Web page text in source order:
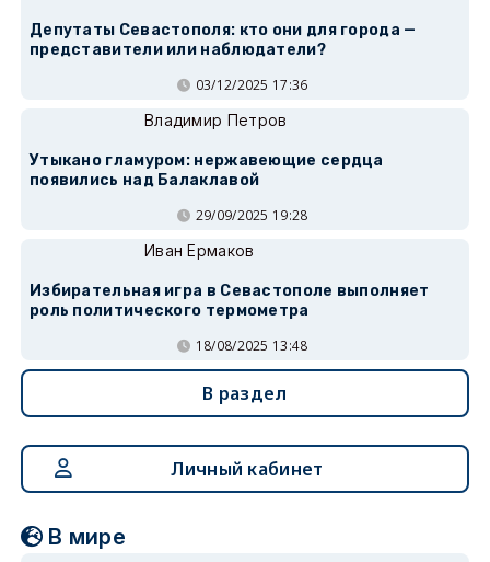
Депутаты Севастополя: кто они для города —
представители или наблюдатели?
03/12/2025 17:36
Владимир Петров
Утыкано гламуром: нержавеющие сердца
появились над Балаклавой
29/09/2025 19:28
Иван Ермаков
Избирательная игра в Севастополе выполняет
роль политического термометра
18/08/2025 13:48
В раздел
Личный кабинет
В мире